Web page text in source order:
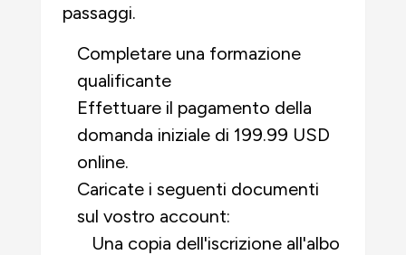
passaggi.
Completare una formazione
qualificante
Effettuare il pagamento della
domanda iniziale di 199.99 USD
online.
Caricate i seguenti documenti
sul vostro account:
Una copia dell'iscrizione all'albo